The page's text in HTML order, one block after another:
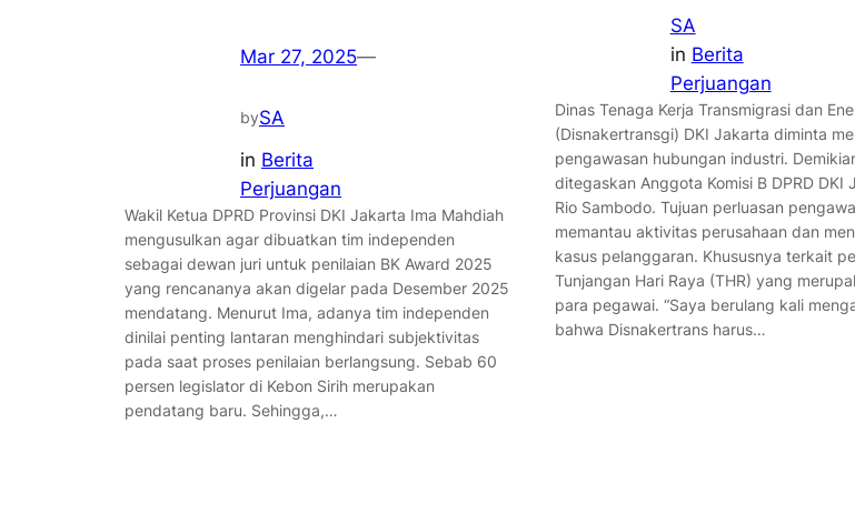
Mar 27, 2025—
bySA
in Berita
Perjuangan
Wakil Ketua DPRD Provinsi DKI Jakarta Ima Mahdiah
mengusulkan agar dibuatkan tim independen
sebagai dewan juri untuk penilaian BK Award 2025
yang rencananya akan digelar pada Desember 2025
mendatang. Menurut Ima, adanya tim independen
dinilai penting lantaran menghindari subjektivitas
pada saat proses penilaian berlangsung. Sebab 60
persen legislator di Kebon Sirih merupakan
pendatang baru. Sehingga,…
SA
in Berita
Perjuangan
Dinas Tenaga Kerja Transmigrasi dan
(Disnakertransgi) DKI Jakarta diminta
pengawasan hubungan industri.
ditegaskan Anggota Komisi B DPRD DKI
Rio Sambodo. Tujuan perluasan
memantau aktivitas perusahaan dan
kasus pelanggaran. Khususnya terkait
Tunjangan Hari Raya (THR) yang
para pegawai. “Saya berulang kali
bahwa Disnakertrans harus…